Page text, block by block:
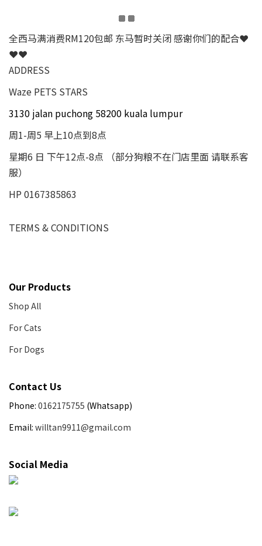
全西马满消费RM120包邮 东马暂时关闭 感谢你们的配合❤
❤❤
ADDRESS
Waze PETS STARS
3130 jalan puchong 58200 kuala lumpur
周1-周5 早上10点到8点
星期6 日 下午12点-8点 （部分狗粮不在门店里面 请联系客
服）
HP 0167385863
TERMS & CONDITIONS
Our Products
Shop All
For Cats
For Dogs
Contact Us
Phone: 0162175755 (Whatsapp)
Email: willtan9911@gmail.com
Social Media